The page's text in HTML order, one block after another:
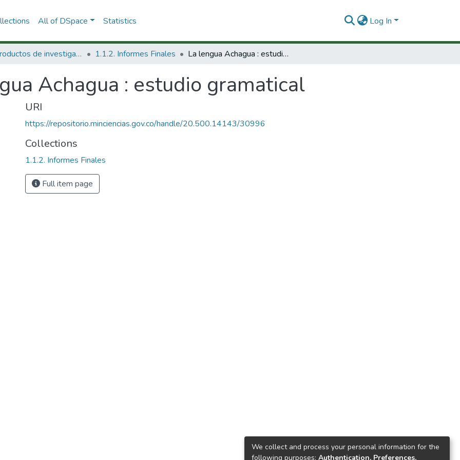
All of DSpace Statistics Log In
1.1 Productos de investigación 1.1.2. Informes Finales La lengua Achagua : estudio gramatical
Achagua : estudio gramatical
URI
https://repositorio.minciencias.gov.co/handle/20.500.14143/30996
Collections
1.1.2. Informes Finales
Full item page
We collect and process your personal information for the
following purposes: Authentication, Preferences,